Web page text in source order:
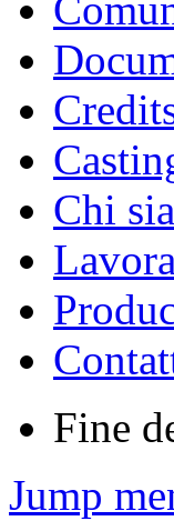
Chi
Fine
Jump